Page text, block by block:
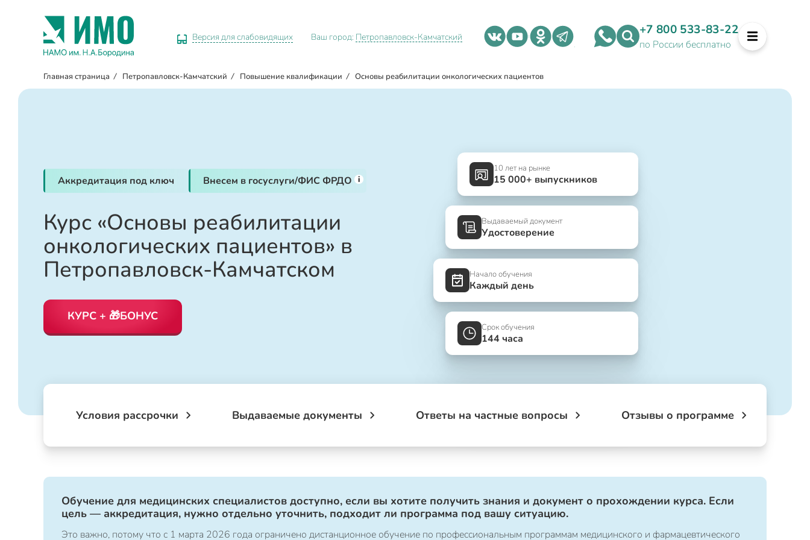
Версия для слабовидящих Ваш город: Петропавловск-Камчатский +7 800 533-83-22
по России бесплатно
Главная страница / Петропавловск-Камчатский / Повышение квалификации / Основы реабилитации онкологических пациентов
Аккредитация под ключ Внесем в госуслуги/ФИС ФРДО i
Курс «Основы реабилитации
онкологических пациентов» в
Петропавловск-Камчатском
КУРС + 🎁БОНУС
10 лет на рынке
15 000+ выпускников
Выдаваемый документ
Удостоверение
Начало обучения
Каждый день
Срок обучения
144 часа
Условия рассрочки Выдаваемые документы Ответы на частные вопросы Отзывы о программе
Обучение для медицинских специалистов доступно, если вы хотите получить знания и документ о прохождении курса. Если
цель — аккредитация, нужно отдельно уточнить, подходит ли программа под вашу ситуацию.
Это важно, потому что с 1 марта 2026 года ограничено дистанционное обучение по профессиональным программам медицинского и фармацевтического